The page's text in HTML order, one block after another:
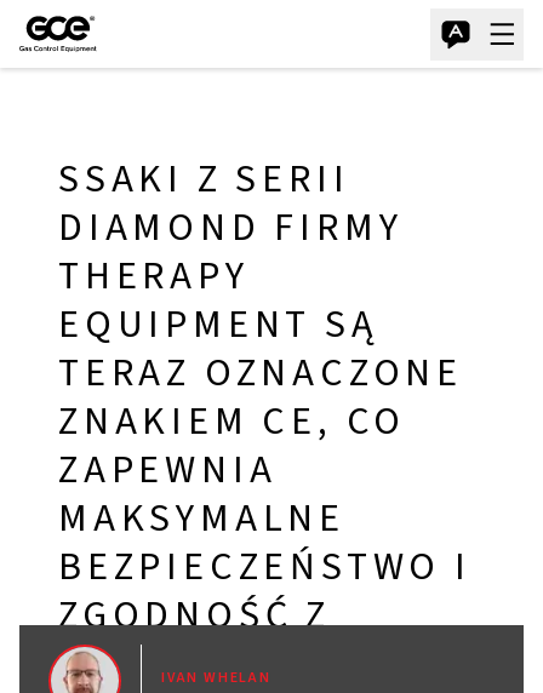
SSAKI Z SERII
DIAMOND FIRMY
THERAPY
EQUIPMENT SĄ
TERAZ OZNACZONE
ZNAKIEM CE, CO
ZAPEWNIA
MAKSYMALNE
BEZPIECZEŃSTWO I
ZGODNOŚĆ Z
PRZEPISAMI.
IVAN WHELAN